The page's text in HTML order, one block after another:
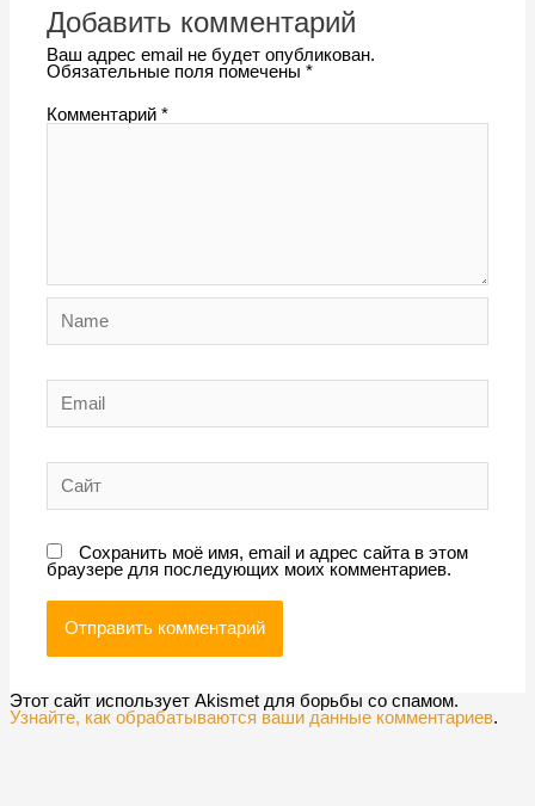
Добавить комментарий
Ваш адрес email не будет опубликован.
Обязательные поля помечены*
Комментарий*
Name
Email
Сайт
Сохранить моё имя, email и адрес сайта в этом
браузере для последующих моих комментариев.
Этот сайт использует Akismet для борьбы со спамом.
Узнайте, как обрабатываются ваши данные комментариев.